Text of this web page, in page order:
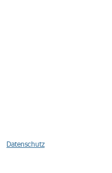
Datenschutz